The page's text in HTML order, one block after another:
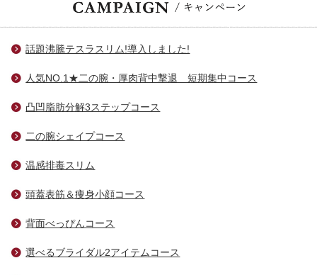
話題沸騰テスラスリム!導入しました!
人気NO.1★二の腕・厚肉背中撃退 短期集中コース
凸凹脂肪分解3ステップコース
二の腕シェイプコース
温感排毒スリム
頭蓋表筋＆痩身小顔コース
背面べっぴんコース
選べるブライダル2アイテムコース